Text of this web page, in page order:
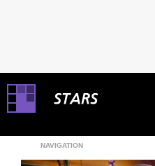
NAVIGATION